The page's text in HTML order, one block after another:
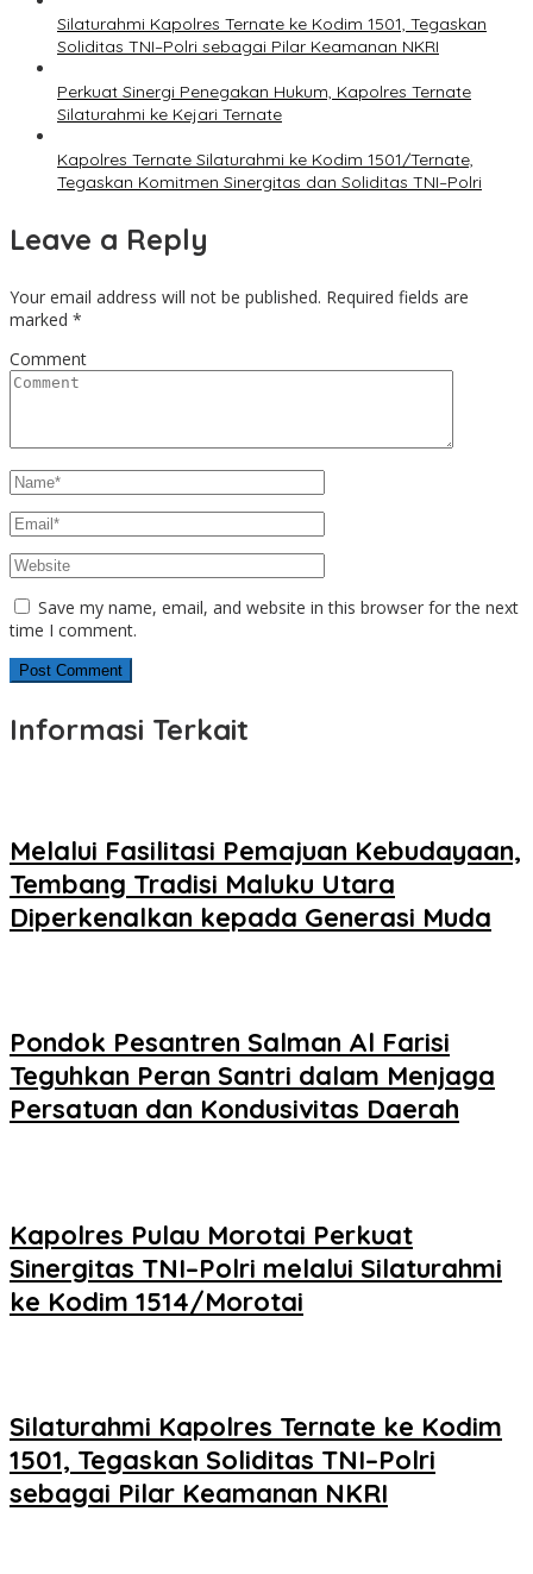
Silaturahmi Kapolres Ternate ke Kodim 1501, Tegaskan
Soliditas TNI–Polri sebagai Pilar Keamanan NKRI
Perkuat Sinergi Penegakan Hukum, Kapolres Ternate
Silaturahmi ke Kejari Ternate
Kapolres Ternate Silaturahmi ke Kodim 1501/Ternate,
Tegaskan Komitmen Sinergitas dan Soliditas TNI–Polri
Leave a Reply
Your email address will not be published. Required fields are
marked *
Comment
Save my name, email, and website in this browser for the next
time I comment.
Informasi Terkait
Melalui Fasilitasi Pemajuan Kebudayaan,
Tembang Tradisi Maluku Utara
Diperkenalkan kepada Generasi Muda
Pondok Pesantren Salman Al Farisi
Teguhkan Peran Santri dalam Menjaga
Persatuan dan Kondusivitas Daerah
Kapolres Pulau Morotai Perkuat
Sinergitas TNI–Polri melalui Silaturahmi
ke Kodim 1514/Morotai
Silaturahmi Kapolres Ternate ke Kodim
1501, Tegaskan Soliditas TNI–Polri
sebagai Pilar Keamanan NKRI